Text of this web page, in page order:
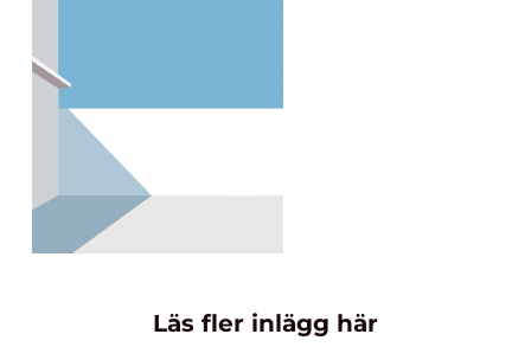
Läs fler inlägg här